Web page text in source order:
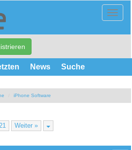
News Suche
iPhone Software
Weiter »